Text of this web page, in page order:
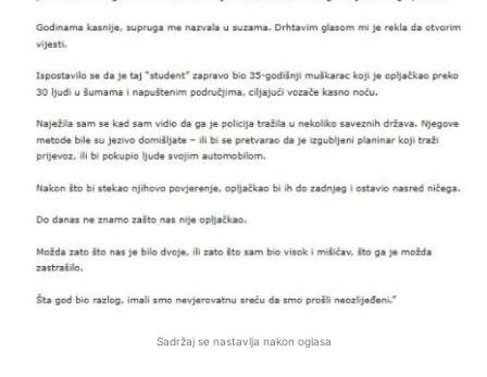
Sadržaj se nastavlja nakon oglasa